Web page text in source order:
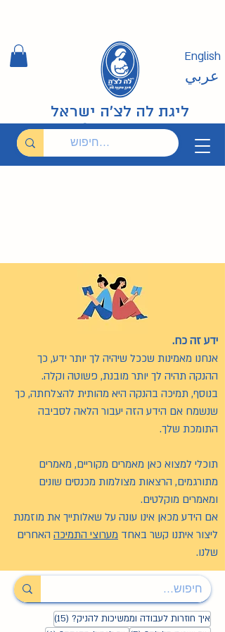
ליגת לה לצ'ה ישראל
English
عربي
ידע זה כח.
אנחנו מאמינות שככל שיהיה לך יותר ידע, כך
ההנקה תהיה לך יותר מובנת, פשוטה וקלה.
בנוסף, תמיכה בהנקה היא מהותית להצלחתה, כך
שנשמח אם הידע הזה יעבור הלאה לסביבה
התומכת שלך.
תוכלי למצוא כאן מאמרים מקוריים, מאמרים
מתורגמים, הרצאות מצולמות מכנסים שונים
ומאמרים מוקלטים.
אם הידע מכאן אינו עונה על שאלותייך את מוזמנת
ליצור איתנו קשר באחד מערוצי התמיכה האחרים
שלנו.
איך חוזרות לעבודה וממשיכות להניק? (15)
15 פוסטים